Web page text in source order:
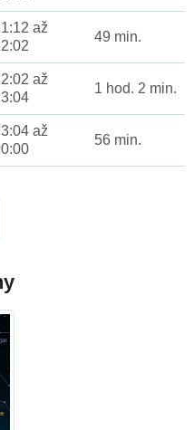
až
49 min.
až
1 hod. 2 min.
až
56 min.